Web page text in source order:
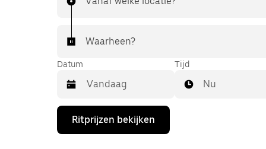
Waarheen?
Datum
Druk
de
Tijd
Nu
Ritprijzen bekijken